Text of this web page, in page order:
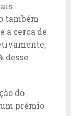
também
a cerca de
desse
do
prémio